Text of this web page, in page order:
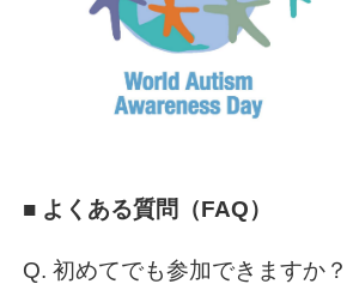
■ よくある質問（FAQ）
Q. 初めてでも参加できますか？